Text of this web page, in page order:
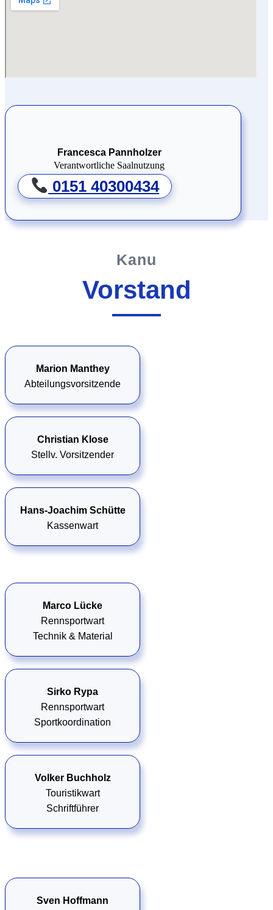
Francesca Pannholzer
Verantwortliche Saalnutzung
0151 40300434
Kanu
Vorstand
Marion Manthey
Abteilungsvorsitzende
Christian Klose
Stellv. Vorsitzender
Hans-Joachim Schütte
Kassenwart
Marco Lücke
Rennsportwart
Technik & Material
Sirko Rypa
Rennsportwart
Sportkoordination
Volker Buchholz
Touristikwart
Schriftführer
Sven Hoffmann